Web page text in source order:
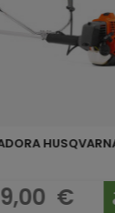
Precio
€